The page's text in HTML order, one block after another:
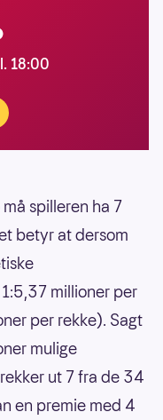
18:00
spilleren ha 7
betyr at dersom
millioner per
per rekke). Sagt
mulige
ut 7 fra de 34
en premie med 4